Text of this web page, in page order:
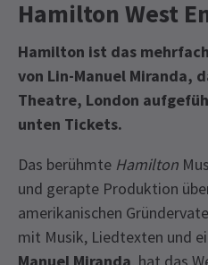
Hamilton West
Hamilton ist das
von Lin-Manuel Miranda,
Theatre, London
unten Tickets.
Das berühmte Hamilton
und gerapte Produktion
amerikanischen
mit Musik, Liedtexten und